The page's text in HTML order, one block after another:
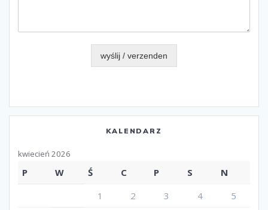
wyślij / verzenden
KALENDARZ
kwiecień 2026
P W Ś C P S
N
1
2 3 4
5